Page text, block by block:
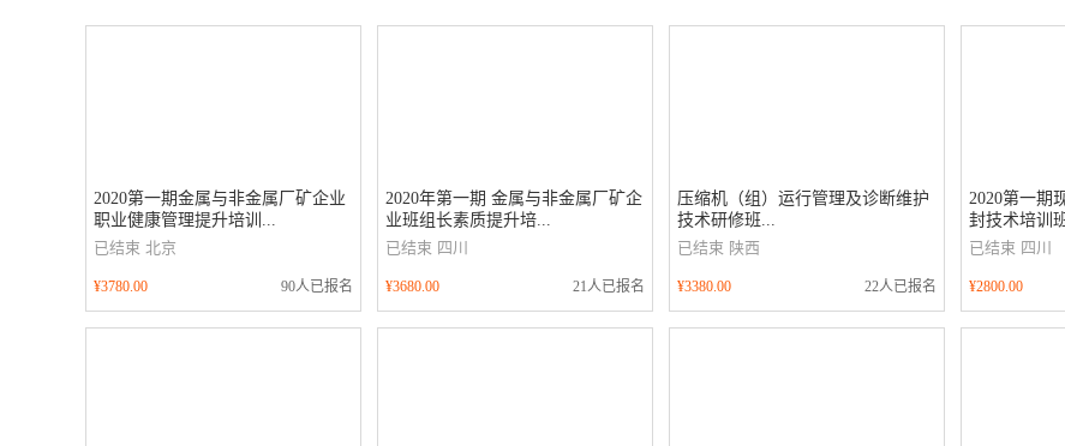
2020第一期金属与非金属厂矿企业
职业健康管理提升培训...
已结束 北京
¥3780.00 90人已报名
2020年第一期 金属与非金属厂矿企
业班组长素质提升培...
已结束 四川
¥3680.00 21人已报名
压缩机（组）运行管理及诊断维护
技术研修班...
已结束 陕西
¥3380.00 22人已报名
2020第一期
封技术培训
已结束 四川
¥2800.00